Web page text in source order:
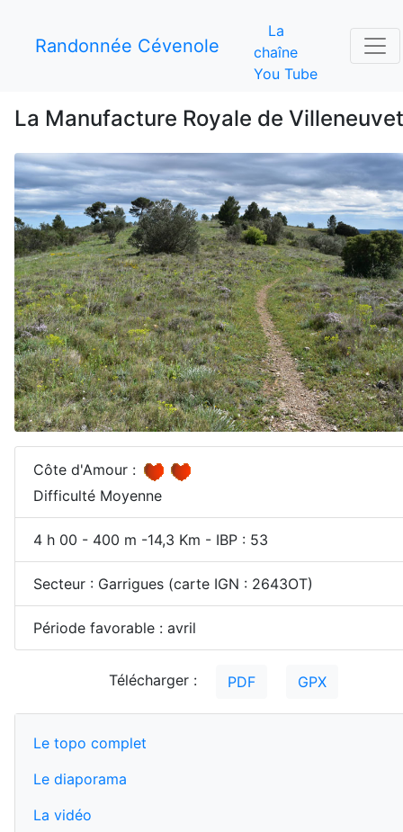
Randonnée Cévenole
La
chaîne
You Tube
La Manufacture Royale de
Côte d'Amour :
Difficulté Moyenne
4 h 00 - 400 m -14,3 Km - IBP : 53
Secteur : Garrigues (carte IGN : 2643OT)
Période favorable : avril
Télécharger : PDF GPX
Le topo complet
Le diaporama
La vidéo